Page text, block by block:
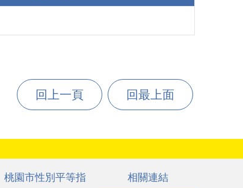
回上一頁 回最上面
桃園市性別平等指
相關連結